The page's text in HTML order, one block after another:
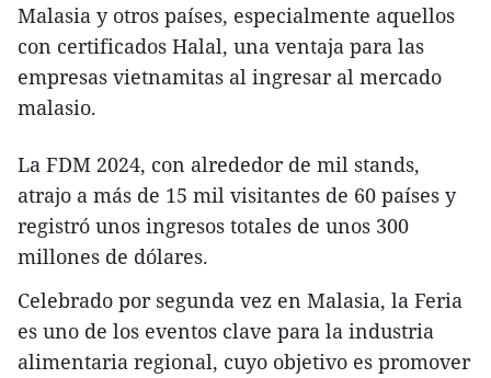
Malasia y otros países, especialmente aquellos
con certificados Halal, una ventaja para las
empresas vietnamitas al ingresar al mercado
malasio.
La FDM 2024, con alrededor de mil stands,
atrajo a más de 15 mil visitantes de 60 países y
registró unos ingresos totales de unos 300
millones de dólares.
Celebrado por segunda vez en Malasia, la Feria
es uno de los eventos clave para la industria
alimentaria regional, cuyo objetivo es promover